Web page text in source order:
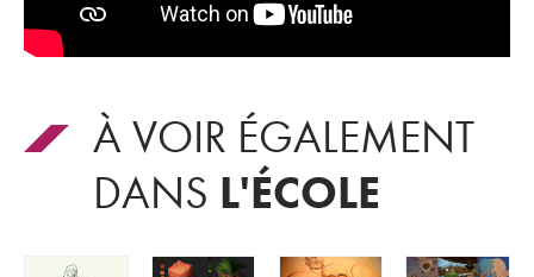
À VOIR ÉGALEMENT
DANS L'ÉCOLE